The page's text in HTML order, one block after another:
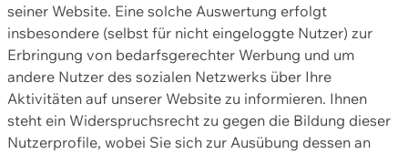
seiner Website. Eine solche Auswertung erfolgt
insbesondere (selbst für nicht eingeloggte Nutzer) zur
Erbringung von bedarfsgerechter Werbung und um
andere Nutzer des sozialen Netzwerks über Ihre
Aktivitäten auf unserer Website zu informieren. Ihnen
steht ein Widerspruchsrecht zu gegen die Bildung dieser
Nutzerprofile, wobei Sie sich zur Ausübung dessen an